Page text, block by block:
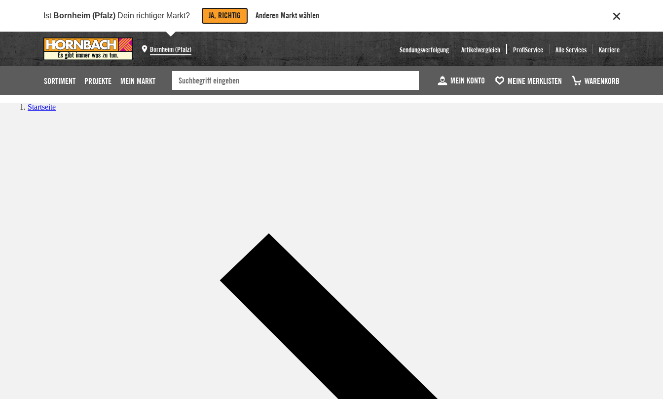
Ist Bornheim (Pfalz) Dein richtiger Markt? JA, RICHTIG Anderen Markt wählen
Bornheim (Pfalz) Sendungsverfolgung Artikelvergleich ProfiService Alle Services Karriere
SORTIMENT PROJEKTE MEIN MARKT MEIN KONTO MEINE MERKLISTEN WARENKORB
Startseite